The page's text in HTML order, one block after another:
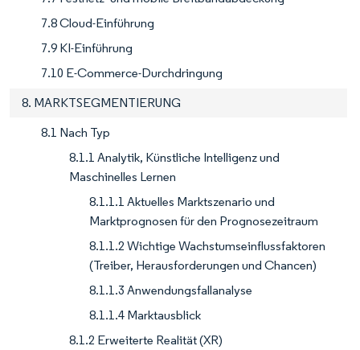
7.8 Cloud-Einführung
7.9 KI-Einführung
7.10 E-Commerce-Durchdringung
8. MARKTSEGMENTIERUNG
8.1 Nach Typ
8.1.1 Analytik, Künstliche Intelligenz und
Maschinelles Lernen
8.1.1.1 Aktuelles Marktszenario und
Marktprognosen für den Prognosezeitraum
8.1.1.2 Wichtige Wachstumseinflussfaktoren
(Treiber, Herausforderungen und Chancen)
8.1.1.3 Anwendungsfallanalyse
8.1.1.4 Marktausblick
8.1.2 Erweiterte Realität (XR)